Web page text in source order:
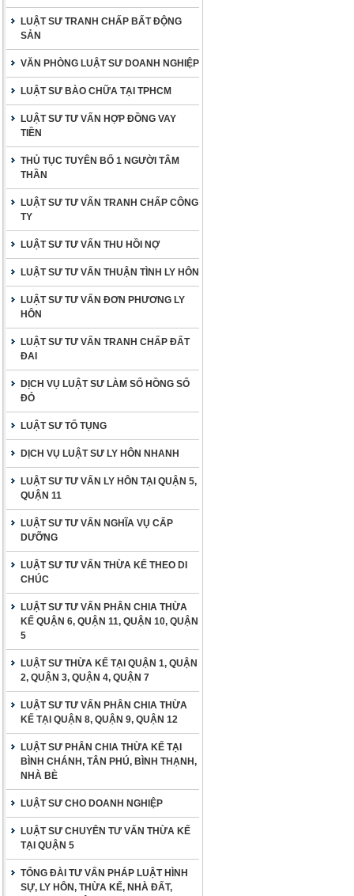
LUẬT SƯ TRANH CHẤP BẤT ĐỘNG
SẢN
VĂN PHÒNG LUẬT SƯ DOANH NGHIỆP
LUẬT SƯ BÀO CHỮA TẠI TPHCM
LUẬT SƯ TƯ VẤN HỢP ĐỒNG VAY
TIỀN
THỦ TỤC TUYÊN BỐ 1 NGƯỜI TÂM
THẦN
LUẬT SƯ TƯ VẤN TRANH CHẤP CÔNG
TY
LUẬT SƯ TƯ VẤN THU HỒI NỢ
LUẬT SƯ TƯ VẤN THUẬN TÌNH LY HÔN
LUẬT SƯ TƯ VẤN ĐƠN PHƯƠNG LY
HÔN
LUẬT SƯ TƯ VẤN TRANH CHẤP ĐẤT
ĐAI
DỊCH VỤ LUẬT SƯ LÀM SỔ HỒNG SỔ
ĐỎ
LUẬT SƯ TỐ TỤNG
DỊCH VỤ LUẬT SƯ LY HÔN NHANH
LUẬT SƯ TƯ VẤN LY HÔN TẠI QUẬN 5,
QUẬN 11
LUẬT SƯ TƯ VẤN NGHĨA VỤ CẤP
DƯỠNG
LUẬT SƯ TƯ VẤN THỪA KẾ THEO DI
CHÚC
LUẬT SƯ TƯ VẤN PHÂN CHIA THỪA
KẾ QUẬN 6, QUẬN 11, QUẬN 10, QUẬN
5
LUẬT SƯ THỪA KẾ TẠI QUẬN 1, QUẬN
2, QUẬN 3, QUẬN 4, QUẬN 7
LUẬT SƯ TƯ VẤN PHÂN CHIA THỪA
KẾ TẠI QUẬN 8, QUẬN 9, QUẬN 12
LUẬT SƯ PHÂN CHIA THỪA KẾ TẠI
BÌNH CHÁNH, TÂN PHÚ, BÌNH THẠNH,
NHÀ BÈ
LUẬT SƯ CHO DOANH NGHIỆP
LUẬT SƯ CHUYÊN TƯ VẤN THỪA KẾ
TẠI QUẬN 5
TỔNG ĐÀI TƯ VẤN PHÁP LUẬT HÌNH
SỰ, LY HÔN, THỪA KẾ, NHÀ ĐẤT,